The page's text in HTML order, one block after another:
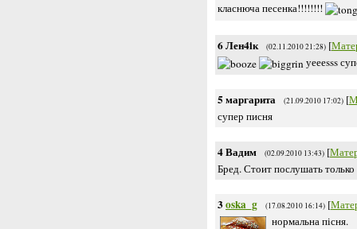
класнюча песенка!!!!!!!!
6Лен4iк (02.11.2010 21:28) [
уеееsss
5 маргарита (21.09.2010 17:02) [
супер писня
4Вадим (02.09.2010 13:43) [
Бред. Стоит послушать
3oska_g (17.08.2010 16:14) [
нормальна пісня.